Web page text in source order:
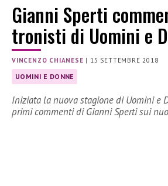
Gianni Sperti
tronisti di Uomini e
VINCENZO CHIANESE | 15 SETTEMBRE 2018
UOMINI E DONNE
Iniziata la nuova stagione di Uomini e
primi commenti di Gianni Sperti sui